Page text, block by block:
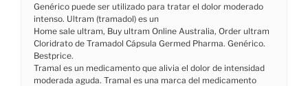
Genérico puede ser utilizado para tratar el dolor moderado
intenso. Ultram (tramadol) es un
Home sale ultram, Buy ultram Online Australia, Order ultram
Cloridrato de Tramadol Cápsula Germed Pharma. Genérico.
Bestprice.
Tramal es un medicamento que alivia el dolor de intensidad
moderada aguda. Tramal es una marca del medicamento